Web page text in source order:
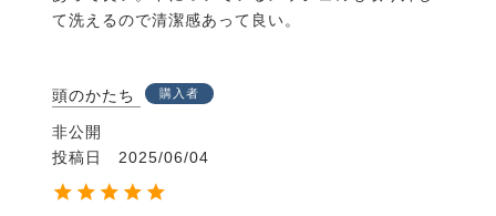
クを大幅に低減します。
ィットし、快適な着用感を実現します。
高い安全性：世界的なヘルメット安全基準をクリア
て洗えるので清潔感あって良い。
頭のかたち 購入者
非公開
投稿日
2025/06/04